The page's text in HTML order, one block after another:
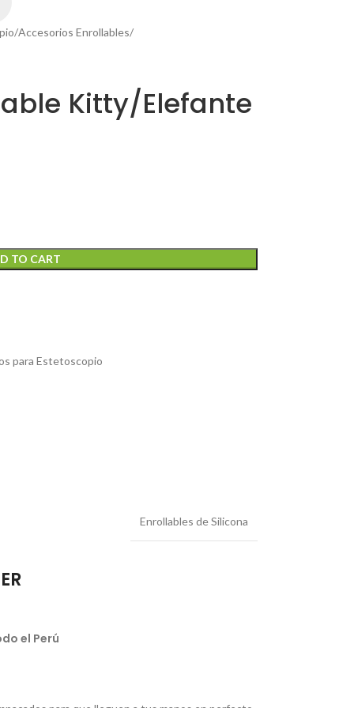
Accesorios Enrollables
Kitty/Elefante
TO CART
para Estetoscopio
Enrollables de Silicona
el Perú